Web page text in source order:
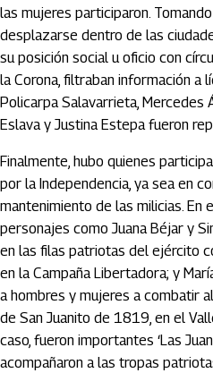
las mujeres participaron.
desplazarse dentro de las
su posición social u oficio con
la Corona, filtraban información a
Policarpa Salavarrieta, Mercedes
Eslava y Justina Estepa fueron
Finalmente, hubo quienes
por la Independencia, ya sea en
mantenimiento de las milicias. En
personajes como Juana Béjar y
en las filas patriotas del ejército
en la Campaña Libertadora; y
a hombres y mujeres a combatir
de San Juanito de 1819, en el
caso, fueron importantes ‘Las
acompañaron a las tropas